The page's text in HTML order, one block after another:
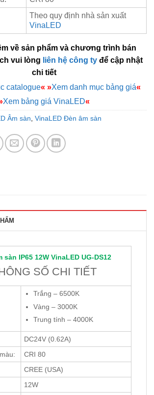
Theo quy định nhà sản xuất
VinaLED
về sản phẩm và chương trình bán
vui lòng liên hệ công ty để cập nhật
chi tiết
catalogue« »Xem danh mục bảng giá«
Xem bảng giá VinaLED«
Âm sàn VinaLED Đèn âm sàn
sàn IP65 12W VinaLEDUG-DS12
SỐ CHI TIẾT
Trắng – 6500K
Vàng – 3000K
Trung tính – 4000K
DC24V (0.62A)
CRI 80
CREE (USA)
12W